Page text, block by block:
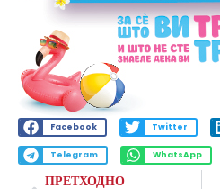
Facebook Twitter
Telegram WhatsApp
ПРЕТХОДНО